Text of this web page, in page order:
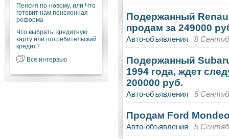
Пенсия по-новому, или Что
готовит нам пенсионная
реформа
Что выбрать: кредитную
карту или потребительский
кредит?
Все интервью
Подержанный
продам за 249000
Авто-объявления 8
Подержанный
1994 года, ждет
200000 руб.
Авто-объявления 6
Продам Ford
Авто-объявления 5